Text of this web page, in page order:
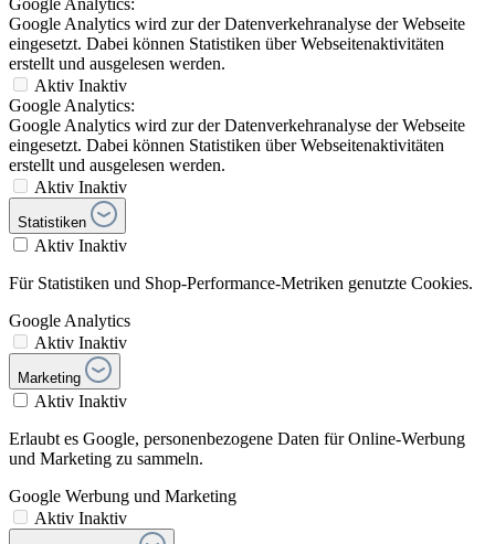
Google Analytics:
Google Analytics wird zur der Datenverkehranalyse der Webseite
eingesetzt. Dabei können Statistiken über Webseitenaktivitäten
erstellt und ausgelesen werden.
Aktiv Inaktiv
Google Analytics:
Google Analytics wird zur der Datenverkehranalyse der Webseite
eingesetzt. Dabei können Statistiken über Webseitenaktivitäten
erstellt und ausgelesen werden.
Aktiv Inaktiv
Statistiken
Aktiv Inaktiv
Für Statistiken und Shop-Performance-Metriken genutzte Cookies.
Google Analytics
Aktiv Inaktiv
Marketing
Aktiv Inaktiv
Erlaubt es Google, personenbezogene Daten für Online-Werbung
und Marketing zu sammeln.
Google Werbung und Marketing
Aktiv Inaktiv